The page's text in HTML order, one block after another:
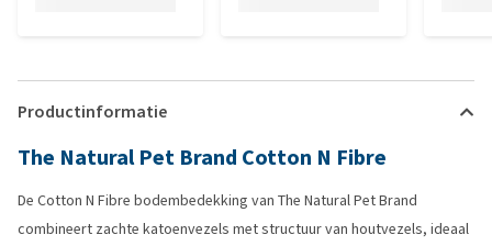
Productinformatie
The Natural Pet Brand Cotton N Fibre
De Cotton N Fibre bodembedekking van The Natural Pet Brand
combineert zachte katoenvezels met structuur van houtvezels, ideaal